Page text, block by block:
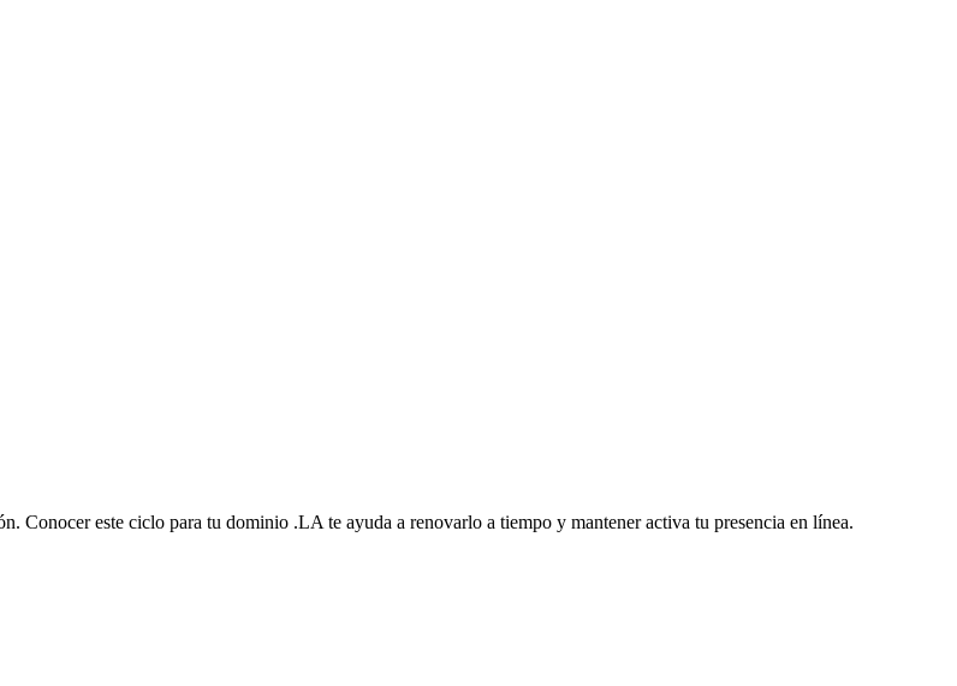
Conocer este ciclo para tu dominio .LA te ayuda a renovarlo a tiempo y mantener activa tu presencia en línea.